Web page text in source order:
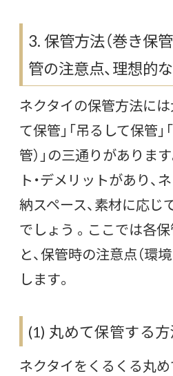
3. 保管方法（巻き保
管の注意点、理想的な
ネクタイの保管方法に
て保管」「吊るして保管
管）」の三通りがありま
ト・デメリットがあり、
納スペース、素材に応じ
でしょう 。ここでは各
と、保管時の注意点（環
します。
(1) 丸めて保管する
ネクタイをくるくる丸